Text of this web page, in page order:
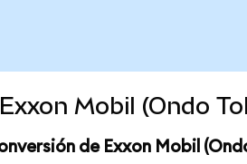
Mobil (Ondo
de Exxon Mobil